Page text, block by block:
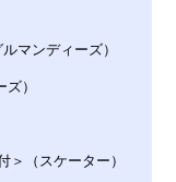
マンディーズ）
）
＞（スケーター）